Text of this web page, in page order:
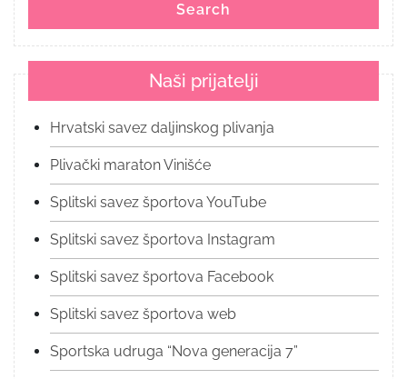
Search
Naši prijatelji
Hrvatski savez daljinskog plivanja
Plivački maraton Vinišće
Splitski savez športova YouTube
Splitski savez športova Instagram
Splitski savez športova Facebook
Splitski savez športova web
Sportska udruga “Nova generacija 7”